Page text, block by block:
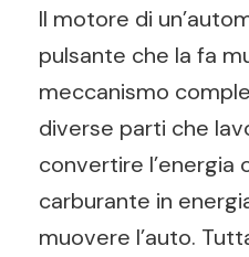
Il motore di
pulsante che la fa
meccanismo
diverse parti che
convertire l’energia
carburante in
muovere l’auto.